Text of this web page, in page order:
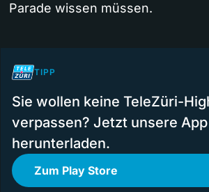
Parade wissen müssen.
TIPP
Sie wollen keine TeleZüri-
verpassen? Jetzt unsere App
herunterladen.
Zum Play Store